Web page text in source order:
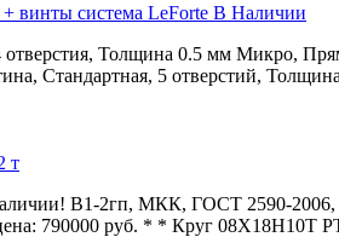
винты система LeForte В Наличии
Толщина 0.5 мм Микро,
Стандартная, 5 отверстий,
т
В1-2гп, МКК, ГОСТ 2590-
790000 руб. * * Круг 08Х18Н10Т